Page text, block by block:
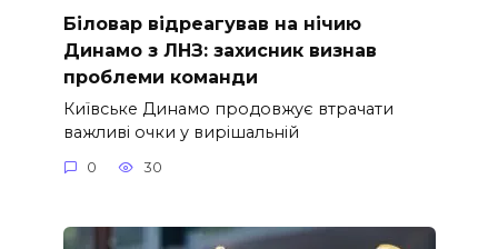
Біловар відреагував на нічию
Динамо з ЛНЗ: захисник визнав
проблеми команди
Київське Динамо продовжує втрачати
важливі очки у вирішальній
0 30